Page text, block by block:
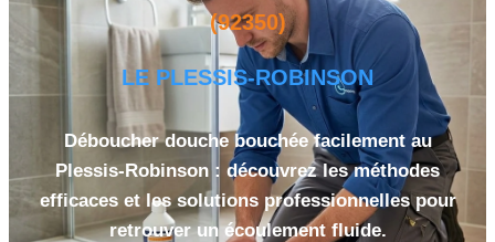
(92350)
LE PLESSIS-ROBINSON
Déboucher douche bouchée facilement au
Plessis-Robinson : découvrez les méthodes
efficaces et les solutions professionnelles pour
retrouver un écoulement fluide.